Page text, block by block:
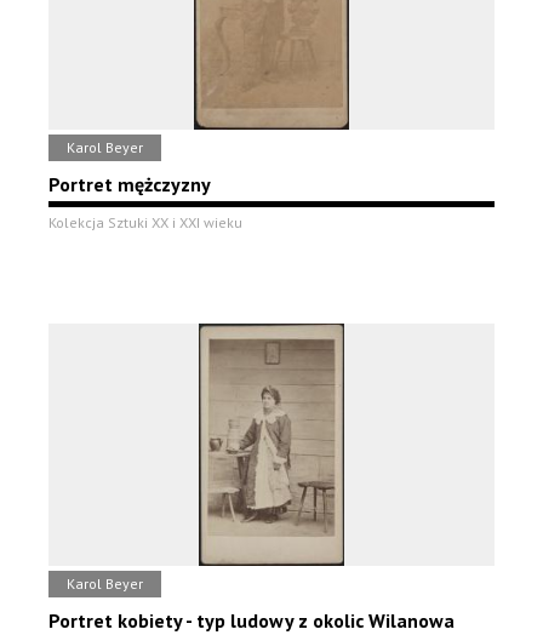
Karol Beyer
Portret mężczyzny
Kolekcja Sztuki XX i XXI wieku
Karol Beyer
Portret kobiety - typ ludowy z okolic Wilanowa